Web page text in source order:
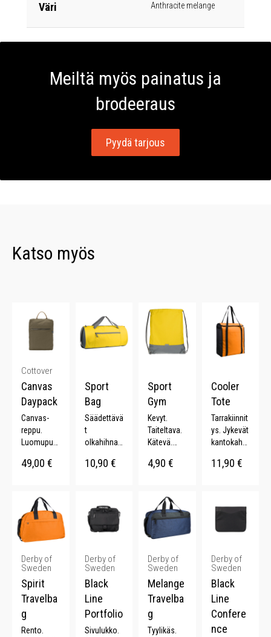
Väri Anthracite melange
Meiltä myös painatus ja
brodeeraus
Pyydä tarjous
Katso myös
Cottover
Canvas
Daypack
Canvas-
reppu.
Luomupuu
Vetoketjut
Säädettävä
t olkaimet.
49,00 €
Sport
Bag
Säädettävä
t
olkahihnat.
asku.
Heijastava
10,90 €
Sport
Gym
Kevyt.
Taiteltava.
Kätevä.
yksityiskoh
4,90 €
Cooler
Tote
Tarrakiinnit
ys. Jykevät
kantokahv
11,90 €
Derby of
Sweden
Spirit
Travelba
g
Rento.
Derby of
Sweden
Black
Line
Portfolio
Sivulukko.
Derby of
Sweden
Melange
Travelba
g
Tyylikäs.
Derby of
Sweden
Black
Line
Confere
nce